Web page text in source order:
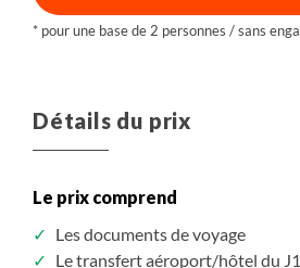
Détails du prix
Le prix comprend
Les documents de voyage
Le transfert aéroport/hôtel du J1